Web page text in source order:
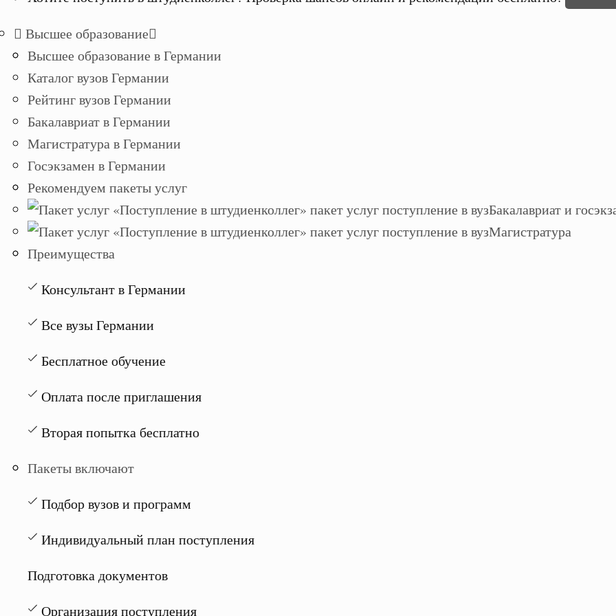
Высшее образование
Высшее образование в Германии
Каталог вузов Германии
Рейтинг вузов Германии
Бакалавриат в Германии
Магистратура в Германии
Госэкзамен в Германии
Рекомендуем пакеты услуг
Бакалавриат и
Магистратура
Преимущества
Консультант в Германии
Все вузы Германии
Бесплатное обучение
Оплата после приглашения
Вторая попытка бесплатно
Пакеты включают
Подбор вузов и программ
Индивидуальный план поступления
Подготовка документов
Организация поступления